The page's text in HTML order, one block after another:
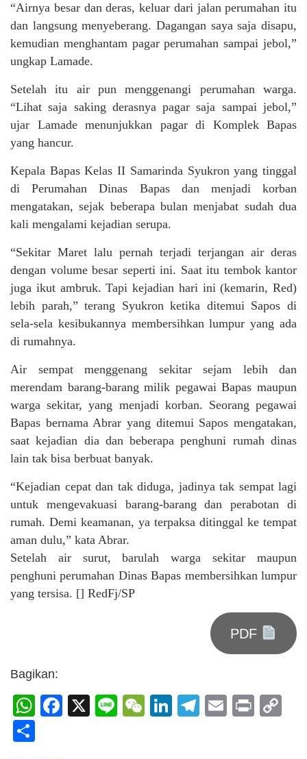
“Airnya besar dan deras, keluar dari jalan perumahan itu
dan langsung menyeberang. Dagangan saya saja disapu,
kemudian menghantam pagar perumahan sampai jebol,”
ungkap Lamade.
Setelah itu air pun menggenangi perumahan warga.
“Lihat saja saking derasnya pagar saja sampai jebol,”
ujar Lamade menunjukkan pagar di Komplek Bapas
yang hancur.
Kepala Bapas Kelas II Samarinda Syukron yang tinggal
di Perumahan Dinas Bapas dan menjadi korban
mengatakan, sejak beberapa bulan menjabat sudah dua
kali mengalami kejadian serupa.
“Sekitar Maret lalu pernah terjadi terjangan air deras
dengan volume besar seperti ini. Saat itu tembok kantor
juga ikut ambruk. Tapi kejadian hari ini (kemarin, Red)
lebih parah,” terang Syukron ketika ditemui Sapos di
sela-sela kesibukannya membersihkan lumpur yang ada
di rumahnya.
Air sempat menggenang sekitar sejam lebih dan
merendam barang-barang milik pegawai Bapas maupun
warga sekitar, yang menjadi korban. Seorang pegawai
Bapas bernama Abrar yang ditemui Sapos mengatakan,
saat kejadian dia dan beberapa penghuni rumah dinas
lain tak bisa berbuat banyak.
“Kejadian cepat dan tak diduga, jadinya tak sempat lagi
untuk mengevakuasi barang-barang dan perabotan di
rumah. Demi keamanan, ya terpaksa ditinggal ke tempat
aman dulu,” kata Abrar.
Setelah air surut, barulah warga sekitar maupun
penghuni perumahan Dinas Bapas membersihkan lumpur
yang tersisa. [] RedFj/SP
PDF
Bagikan:
WhatsApp
Facebook
X LineWeChat
LinkedIn
Telegram
Email
Print